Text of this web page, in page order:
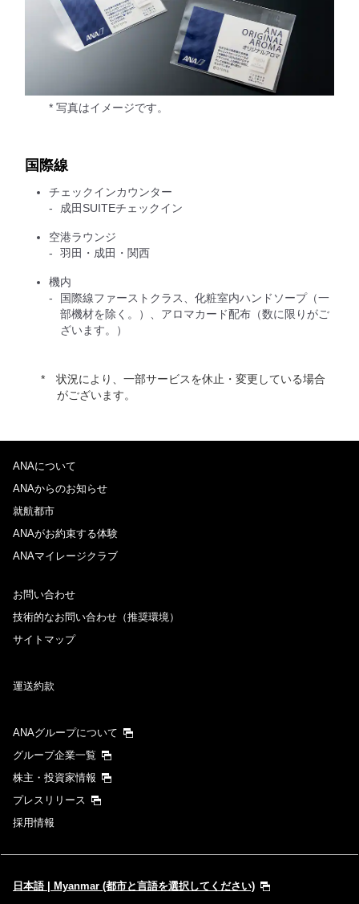
* 写真はイメージです。
国際線
チェックインカウンター
成田SUITEチェックイン
空港ラウンジ
羽田・成田・関西
機内
国際線ファーストクラス、化粧室内ハンドソープ（一
部機材を除く。）、アロマカード配布（数に限りがご
ざいます。）
状況により、一部サービスを休止・変更している場合
がございます。
ANAについて
ANAからのお知らせ
就航都市
ANAがお約束する体験
ANAマイレージクラブ
お問い合わせ
技術的なお問い合わせ（推奨環境）
サイトマップ
運送約款
ANAグループについて
グループ企業一覧
株主・投資家情報
プレスリリース
採用情報
日本語 | Myanmar (都市と言語を選択してください)